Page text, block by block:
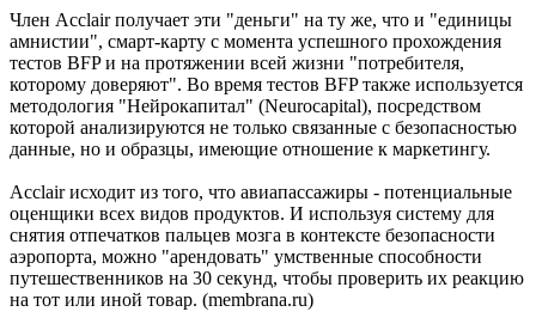
Член Acclair получает эти "деньги" на ту же, что и "единицы
амнистии", смарт-карту с момента успешного прохождения
тестов BFP и на протяжении всей жизни "потребителя,
которому доверяют". Во время тестов BFP также используется
методология "Нейрокапитал" (Neurocapital), посредством
которой анализируются не только связанные с безопасностью
данные, но и образцы, имеющие отношение к маркетингу.
Acclair исходит из того, что авиапассажиры - потенциальные
оценщики всех видов продуктов. И используя систему для
снятия отпечатков пальцев мозга в контексте безопасности
аэропорта, можно "арендовать" умственные способности
путешественников на 30 секунд, чтобы проверить их реакцию
на тот или иной товар. (membrana.ru)